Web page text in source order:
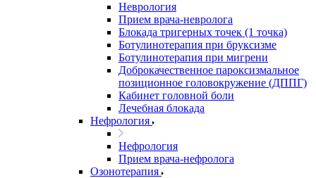
Неврология
Прием врача-невролога
Блокада тригерных точек (1 точка)
Ботулинотерапия при бруксизме
Ботулинотерапия при мигрени
Доброкачественное пароксизмальное
позиционное головокружение (ДППГ)
Кабинет головной боли
Лечебная блокада
Нефрология
Нефрология
Прием врача-нефролога
Озонотерапия